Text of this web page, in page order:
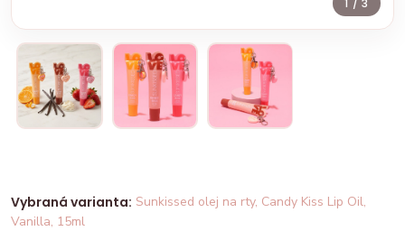
1 / 3
Vybraná varianta: Sunkissed olej na rty, Candy Kiss Lip Oil,
Vanilla, 15ml